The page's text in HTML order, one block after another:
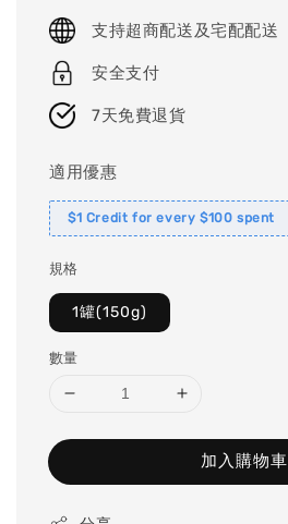
price
支持超商配送及宅配配送
安全支付
7天免費退貨
適用優惠
$1 Credit for every $100 spent
規格
1罐(150g)
數量
加入購物車